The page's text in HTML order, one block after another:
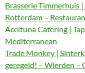
Brasserie Timmerhuis
Rotterdam –
Aceituna Catering |
Mediterranean
Trade Monkey |
geregeld! – Wierden –